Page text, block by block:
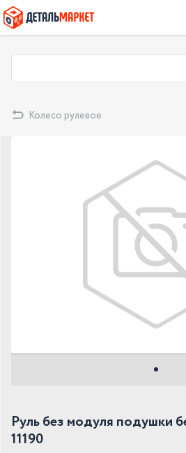
Колесо рулевое
Руль без модуля подушки
11190